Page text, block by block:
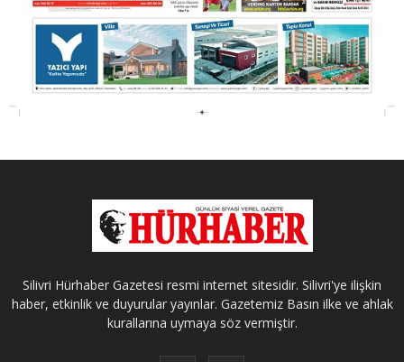
Silivri Hürhaber Gazetesi resmi internet sitesidir. Silivri'ye ilişkin
haber, etkinlik ve duyurular yayınlar. Gazetemiz Basın ilke ve ahlak
kurallarına uymaya söz vermiştir.